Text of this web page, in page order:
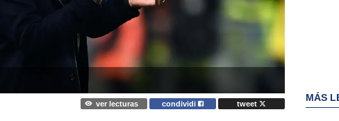
ver lecturas condividi tweet
MÁS